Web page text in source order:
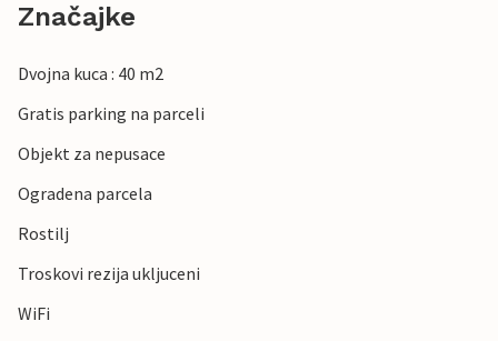
Značajke
Dvojna kuca : 40 m2
Gratis parking na parceli
Objekt za nepusace
Ogradena parcela
Rostilj
Troskovi rezija ukljuceni
WiFi